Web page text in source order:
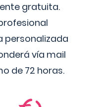
gratuita.
personalizada
vía mail
de 72 horas.